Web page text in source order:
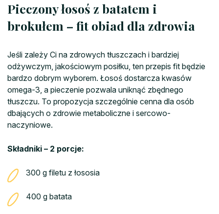
Pieczony łosoś z batatem i
brokułem – fit obiad dla zdrowia
Jeśli zależy Ci na zdrowych tłuszczach i bardziej
odżywczym, jakościowym posiłku, ten przepis fit będzie
bardzo dobrym wyborem. Łosoś dostarcza kwasów
omega-3, a pieczenie pozwala uniknąć zbędnego
tłuszczu. To propozycja szczególnie cenna dla osób
dbających o zdrowie metaboliczne i sercowo-
naczyniowe.
Składniki – 2 porcje:
300 g filetu z łososia
400 g batata